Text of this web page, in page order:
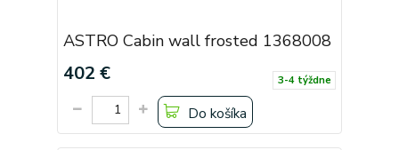
ASTRO Cabin wall frosted 1368008
402 € 3-4 týždne
Do košíka